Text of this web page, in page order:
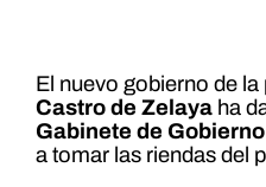
El nuevo gobierno de la
Castro de Zelayaha
Gabinete de Gobierno
a tomar las riendas del